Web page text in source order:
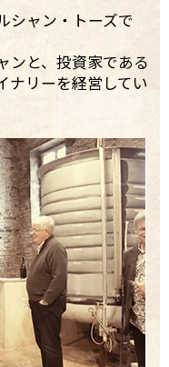
シャン・トーズで
ンと、投資家である
ナリーを経営してい